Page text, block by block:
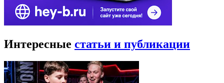
Интересные статьи и публикации